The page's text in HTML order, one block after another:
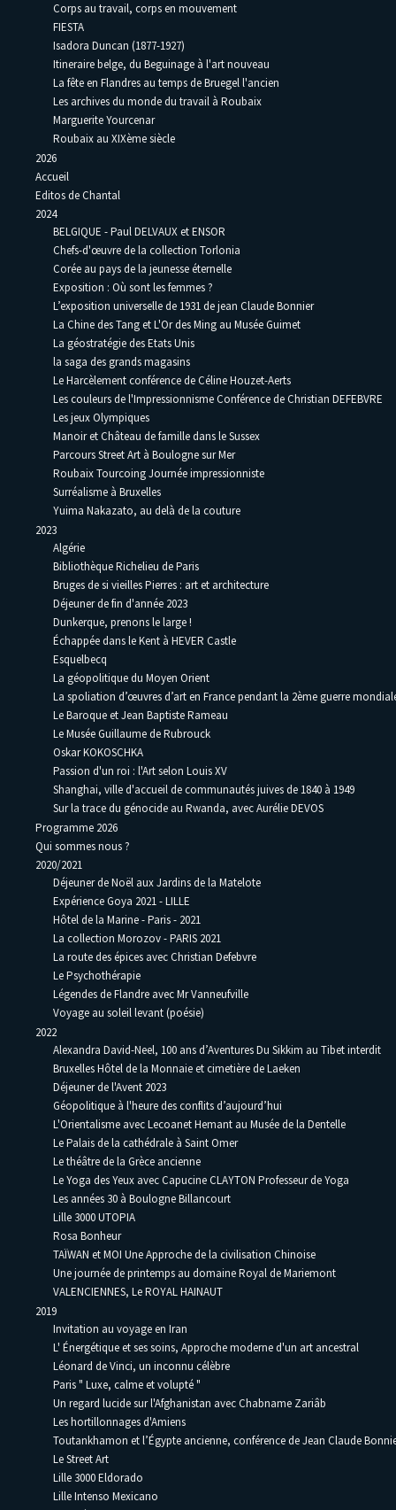
Corps au travail, corps en mouvement
FIESTA
Isadora Duncan (1877-1927)
Itineraire belge, du Beguinage à l'art nouveau
La fête en Flandres au temps de Bruegel l'ancien
Les archives du monde du travail à Roubaix
Marguerite Yourcenar
Roubaix au XIXème siècle
2026
Accueil
Editos de Chantal
2024
BELGIQUE - Paul DELVAUX et ENSOR
Chefs-d'œuvre de la collection Torlonia
Corée au pays de la jeunesse éternelle
Exposition : Où sont les femmes ?
L’exposition universelle de 1931 de jean Claude Bonnier
La Chine des Tang et L'Or des Ming au Musée Guimet
La géostratégie des Etats Unis
la saga des grands magasins
Le Harcèlement conférence de Céline Houzet-Aerts
Les couleurs de l'Impressionnisme Conférence de Christian DEFEBVRE
Les jeux Olympiques
Manoir et Château de famille dans le Sussex
Parcours Street Art à Boulogne sur Mer
Roubaix Tourcoing Journée impressionniste
Surréalisme à Bruxelles
Yuima Nakazato, au delà de la couture
2023
Algérie
Bibliothèque Richelieu de Paris
Bruges de si vieilles Pierres : art et architecture
Déjeuner de fin d'année 2023
Dunkerque, prenons le large !
Échappée dans le Kent à HEVER Castle
Esquelbecq
La géopolitique du Moyen Orient
La spoliation d’œuvres d’art en France pendant la 2ème guerre
Le Baroque et Jean Baptiste Rameau
Le Musée Guillaume de Rubrouck
Oskar KOKOSCHKA
Passion d'un roi : l'Art selon Louis XV
Shanghai, ville d'accueil de communautés juives de 1840 à 1949
Sur la trace du génocide au Rwanda, avec Aurélie DEVOS
Programme 2026
Qui sommes nous ?
2020/2021
Déjeuner de Noël aux Jardins de la Matelote
Expérience Goya 2021 - LILLE
Hôtel de la Marine - Paris - 2021
La collection Morozov - PARIS 2021
La route des épices avec Christian Defebvre
Le Psychothérapie
Légendes de Flandre avec Mr Vanneufville
Voyage au soleil levant (poésie)
2022
Alexandra David-Neel, 100 ans d’Aventures Du Sikkim au Tibet interdit
Bruxelles Hôtel de la Monnaie et cimetière de Laeken
Déjeuner de l'Avent 2023
Géopolitique à l'heure des conflits d’aujourd’hui
L'Orientalisme avec Lecoanet Hemant au Musée de la Dentelle
Le Palais de la cathédrale à Saint Omer
Le théâtre de la Grèce ancienne
Le Yoga des Yeux avec Capucine CLAYTON Professeur de Yoga
Les années 30 à Boulogne Billancourt
Lille 3000 UTOPIA
Rosa Bonheur
TAÏWAN et MOI Une Approche de la civilisation Chinoise
Une journée de printemps au domaine Royal de Mariemont
VALENCIENNES, Le ROYAL HAINAUT
2019
Invitation au voyage en Iran
L' Énergétique et ses soins, Approche moderne d'un art ancestral
Léonard de Vinci, un inconnu célèbre
Paris " Luxe, calme et volupté "
Un regard lucide sur l'Afghanistan avec Chabname Zariâb
Les hortillonnages d'Amiens
Toutankhamon et l’Égypte ancienne, conférence de Jean Claude
Le Street Art
Lille 3000 Eldorado
Lille Intenso Mexicano